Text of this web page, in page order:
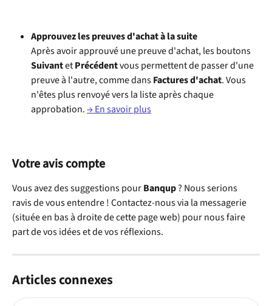
Approuvez les preuves d'achat à la suite
Après avoir approuvé une preuve d'achat, les boutons
Suivant et Précédent vous permettent de passer d'une
preuve à l'autre, comme dans Factures d'achat. Vous
n'êtes plus renvoyé vers la liste après chaque
approbation. → En savoir plus
Votre avis compte
Vous avez des suggestions pour Banqup ? Nous serions
ravis de vous entendre ! Contactez-nous via la messagerie
(située en bas à droite de cette page web) pour nous faire
part de vos idées et de vos réflexions.
Articles connexes